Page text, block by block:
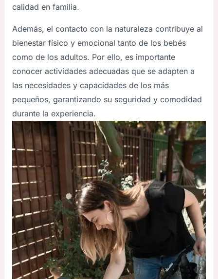
calidad en familia.
Además, el contacto con la naturaleza contribuye al
bienestar físico y emocional tanto de los bebés
como de los adultos. Por ello, es importante
conocer actividades adecuadas que se adapten a
las necesidades y capacidades de los más
pequeños, garantizando su seguridad y comodidad
durante la experiencia.